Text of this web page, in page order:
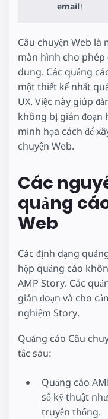
email!
Câu chuyện Web
màn hình cho phép
dung. Các quảng
một thiết kế nhất
UX. Việc này giúp
không bị gián đoạn
minh họa cách để
chuyện Web.
Các
quảng
Web
Các định dạng
hộp quảng cáo
AMP Story. Các
gián đoạn và cho
nghiệm Story.
Quảng cáo Câu
tắc sau:
Quảng cáo
số kỹ thuật
truyền thống.